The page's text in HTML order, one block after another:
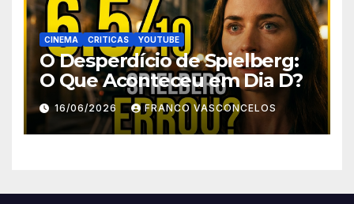
CINEMA CRITICAS YOUTUBE
O Desperdício de Spielberg:
O Que Aconteceu em Dia D?
16/06/2026 FRANCO VASCONCELOS